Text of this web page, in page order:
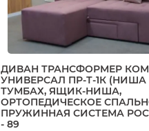
ДИВАН ТРАНСФОРМЕР
УНИВЕРСАЛ ПР-Т-1К
ТУМБАХ, ЯЩИК-НИША,
ОРТОПЕДИЧЕСКОЕ
ПРУЖИННАЯ СИСТЕМА
- 89